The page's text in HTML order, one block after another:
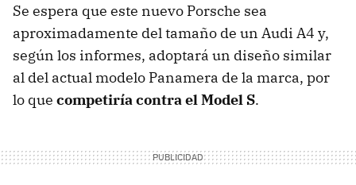
Se espera que este nuevo Porsche sea
aproximadamente del tamaño de un Audi A4 y,
según los informes, adoptará un diseño similar
al del actual modelo Panamera de la marca, por
lo que competiría contra el Model S.